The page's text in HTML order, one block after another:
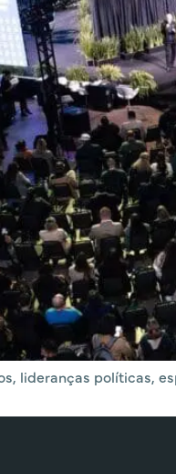
lideranças políticas,